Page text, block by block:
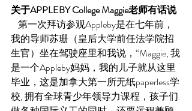
关于APPLEBY College Maggie老师有话说
第一次拜访参观Appleby是在七年前，
我的导师苏珊（皇后大学前任法学院招
生官）坐在驾驶座里和我说，“Maggie, 我
是一个Appleby妈妈，我的儿子就从这里
毕业，这是加拿大第一所无纸paperless学
校, 拥有全球青少年领导力课程，孩子们